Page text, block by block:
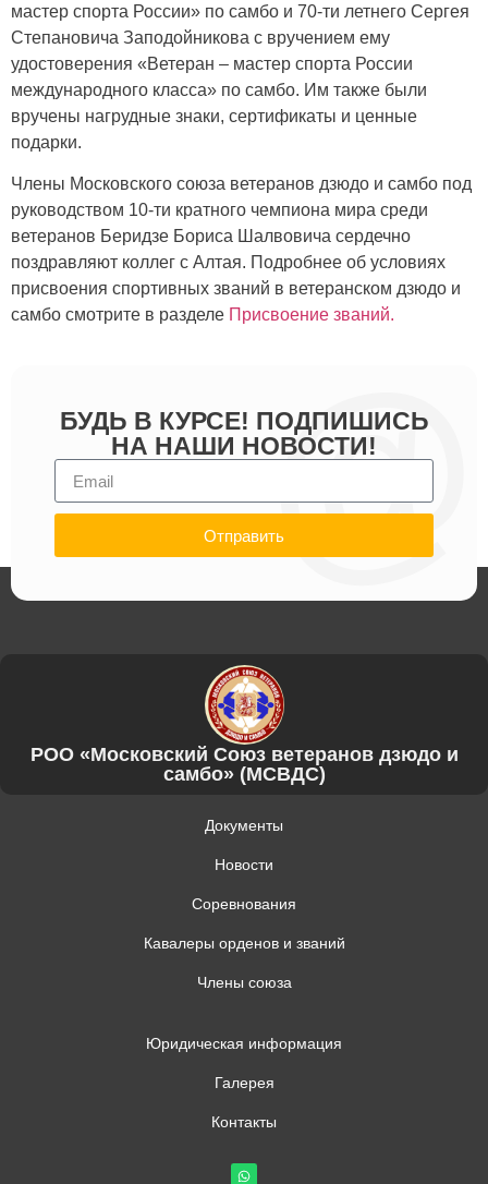
мастер спорта России» по самбо и 70-ти летнего Сергея
Степановича Заподойникова с вручением ему
удостоверения «Ветеран – мастер спорта России
международного класса» по самбо. Им также были
вручены нагрудные знаки, сертификаты и ценные
подарки.
Члены Московского союза ветеранов дзюдо и самбо под
руководством 10-ти кратного чемпиона мира среди
ветеранов Беридзе Бориса Шалвовича сердечно
поздравляют коллег с Алтая. Подробнее об условиях
присвоения спортивных званий в ветеранском дзюдо и
самбо смотрите в разделе Присвоение званий.
БУДЬ В КУРСЕ! ПОДПИШИСЬ
НА НАШИ НОВОСТИ!
Отправить
РОО «Московский Союз ветеранов дзюдо и
самбо» (МСВДС)
Документы
Новости
Соревнования
Кавалеры орденов и званий
Члены союза
Юридическая информация
Галерея
Контакты